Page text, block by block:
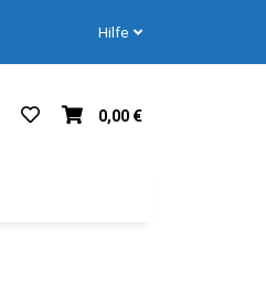
Hilfe
0,00 €